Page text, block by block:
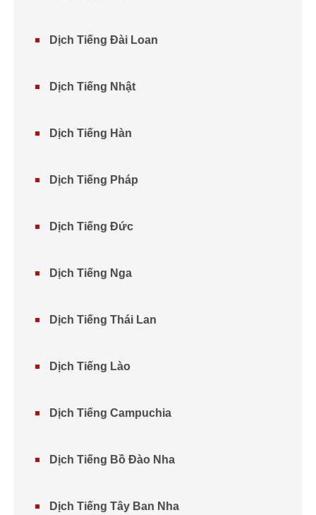
Dịch Tiếng Đài Loan
Dịch Tiếng Nhật
Dịch Tiếng Hàn
Dịch Tiếng Pháp
Dịch Tiếng Đức
Dịch Tiếng Nga
Dịch Tiếng Thái Lan
Dịch Tiếng Lào
Dịch Tiếng Campuchia
Dịch Tiếng Bồ Đào Nha
Dịch Tiếng Tây Ban Nha